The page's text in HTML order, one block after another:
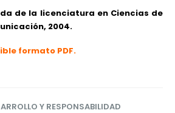
de la licenciatura en Ciencias de
2004.
formato PDF.
Y RESPONSABILIDAD